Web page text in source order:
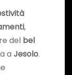
,
del bel
a Jesolo.